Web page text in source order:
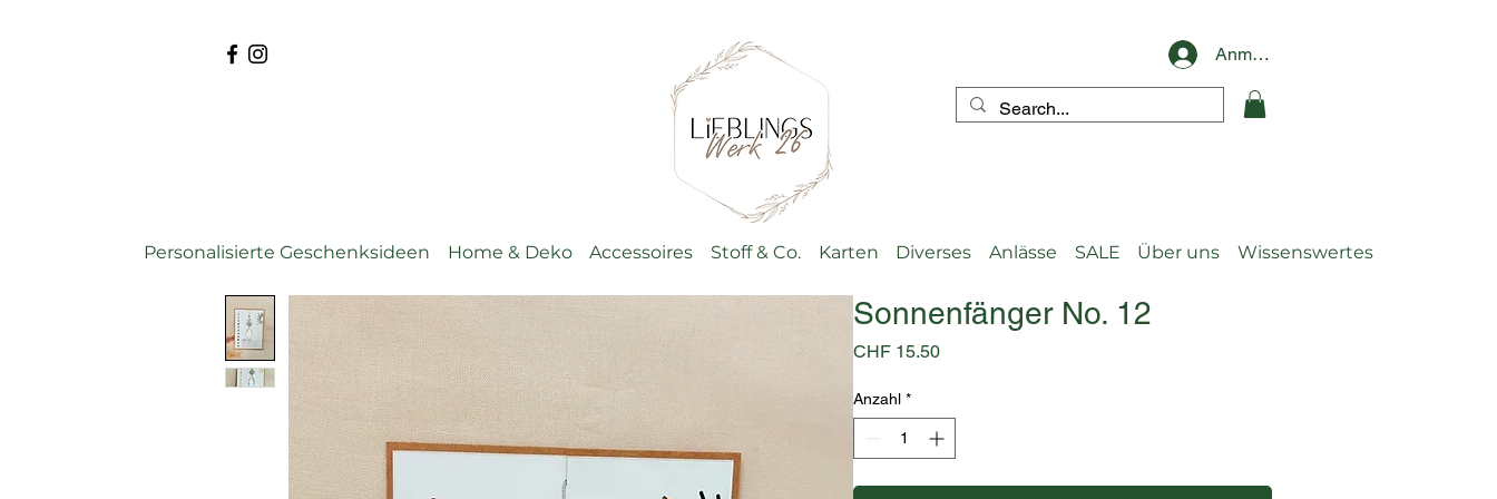
Anmelden
Personalisierte Geschenksideen Home & Deko Accessoires Stoff & Co. Karten Diverses Anlässe SALE Über uns Wissenswertes
Sonnenfänger No. 12
CHF 15.50Preis
Anzahl *